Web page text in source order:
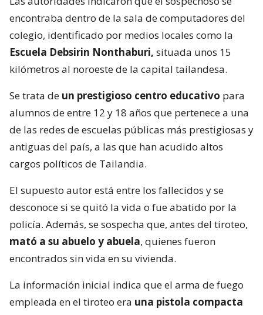
encontraba dentro de la sala de computadores del
colegio, identificado por medios locales como la
Escuela Debsirin Nonthaburi, situada unos 15
kilómetros al noroeste de la capital tailandesa.
Se trata de un prestigioso centro educativo para
alumnos de entre 12 y 18 años que pertenece a una
de las redes de escuelas públicas más prestigiosas y
antiguas del país, a las que han acudido altos
cargos políticos de Tailandia.
El supuesto autor está entre los fallecidos y se
desconoce si se quitó la vida o fue abatido por la
policía. Además, se sospecha que, antes del tiroteo,
mató a su abuelo y abuela, quienes fueron
encontrados sin vida en su vivienda.
La información inicial indica que el arma de fuego
empleada en el tiroteo era una pistola compacta